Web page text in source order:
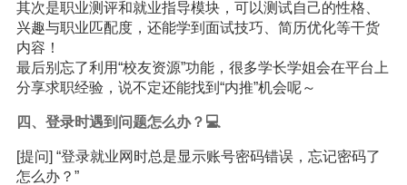
其次是职业测评和就业指导模块，可以测试自己的性格、
兴趣与职业匹配度，还能学到面试技巧、简历优化等干货
内容！
最后别忘了利用“校友资源”功能，很多学长学姐会在平台上
分享求职经验，说不定还能找到“内推”机会呢～
四、登录时遇到问题怎么办？💻
[提问] “登录就业网时总是显示账号密码错误，忘记密码了
怎么办？”